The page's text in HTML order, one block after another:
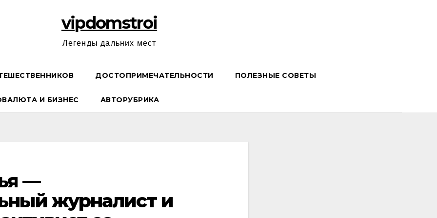
vipdomstroi
Легенды дальних мест
ДОСТОПРИМЕЧАТЕЛЬНОСТИ ПОЛЕЗНЫЕ СОВЕТЫ
И БИЗНЕС АВТОРУБРИКА
—
журналист и